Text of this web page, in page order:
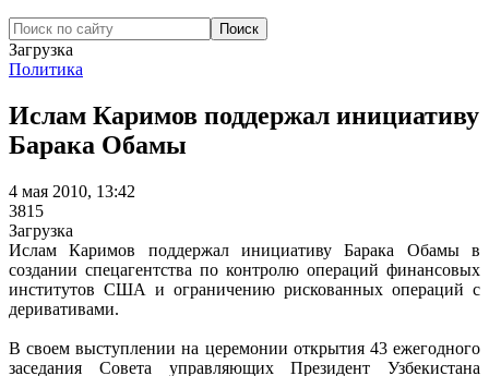
Загрузка
Политика
Ислам Каримов поддержал инициативу
Барака Обамы
4 мая 2010, 13:42
3815
Загрузка
Ислам Каримов поддержал инициативу Барака Обамы в
создании спецагентства по контролю операций финансовых
институтов США и ограничению рискованных операций с
деривативами.
В своем выступлении на церемонии открытия 43 ежегодного
заседания Совета управляющих Президент Узбекистана